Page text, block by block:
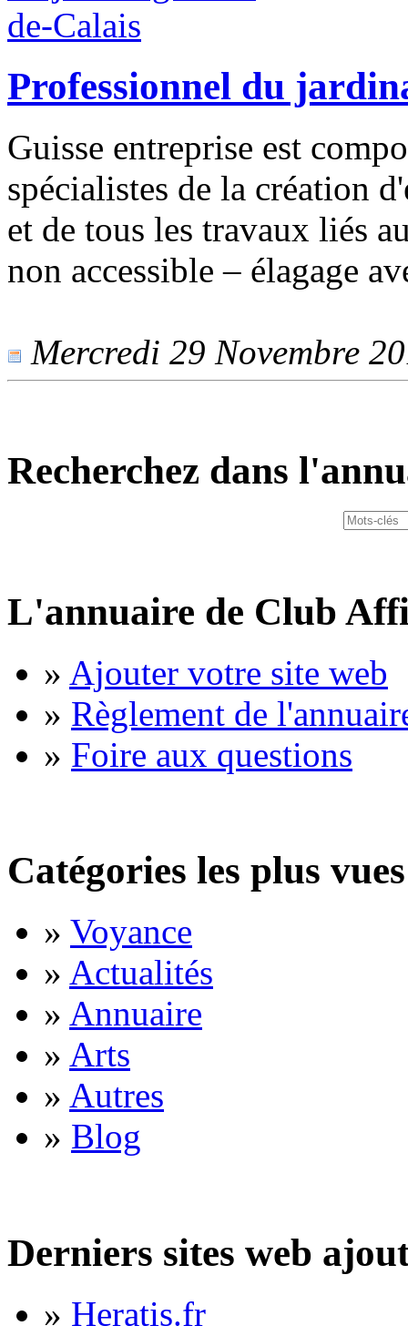
Professionnel du
Guisse entreprise est
spécialistes de la création
et de tous les travaux liés
non accessible – élagage
Mercredi 29 Novembre
Recherchez dans
L'annuaire de Club
» Ajouter votre site web
» Règlement de
» Foire aux questions
Catégories les plus vues
» Voyance
» Actualités
» Annuaire
» Arts
» Autres
» Blog
Derniers sites web
» Heratis.fr